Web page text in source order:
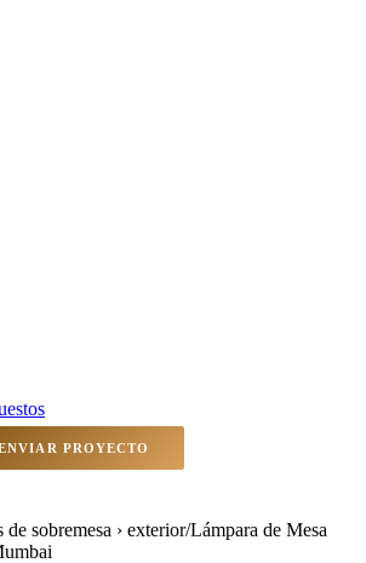
PROYECTO
de sobremesa › exterior/Lámpara de Mesa